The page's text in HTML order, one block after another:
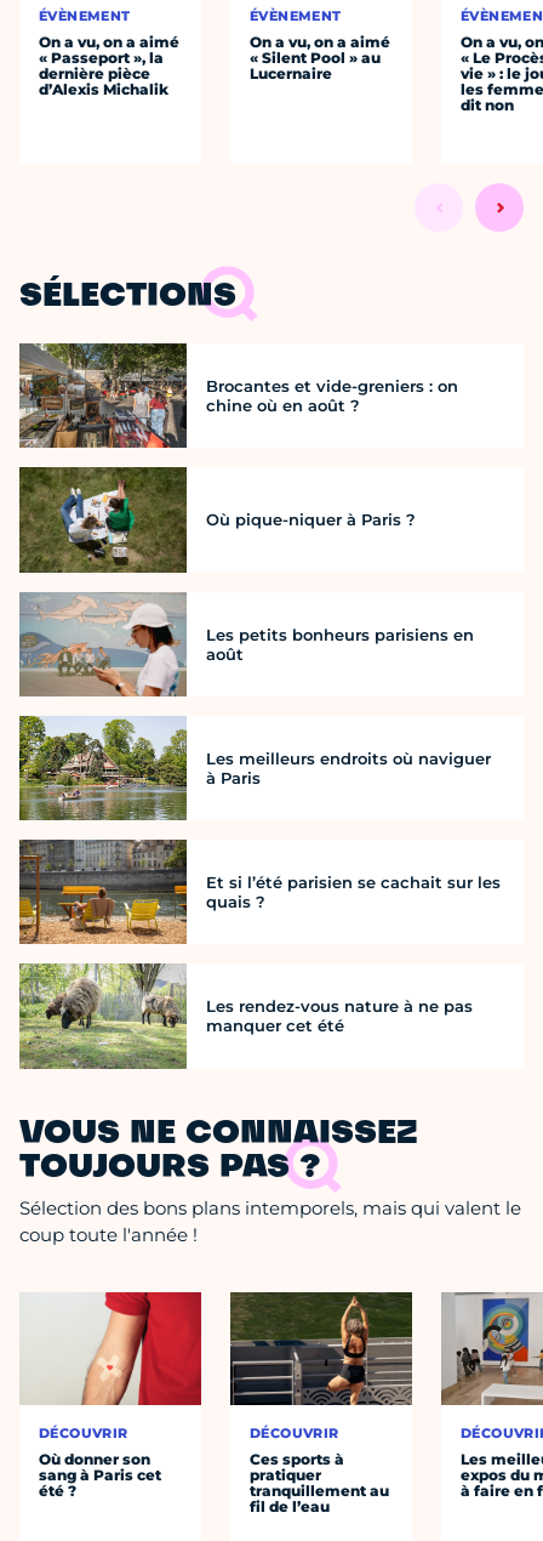
ÉVÈNEMENT
On a vu, on a aimé
« Passeport », la
dernière pièce
d’Alexis Michalik
ÉVÈNEMENT
On a vu, on a aimé
« Silent Pool » au
Lucernaire
On a vu,
« Le
vie » : le
les
dit non
SÉLECTIONS
Brocantes et vide-greniers : on
chine où en août ?
Où pique-niquer à Paris ?
Les petits bonheurs parisiens en
août
Les meilleurs endroits où naviguer
à Paris
Et si l’été parisien se cachait sur les
quais ?
Les rendez-vous nature à ne pas
manquer cet été
VOUS NE CONNAISSEZ
TOUJOURS PAS ?
Sélection des bons plans intemporels, mais qui valent le
coup toute l'année !
DÉCOUVRIR
Où donner son
sang à Paris cet
été ?
DÉCOUVRIR
Ces sports à
pratiquer
tranquillement au
fil de l’eau
Les
expos du
à faire en